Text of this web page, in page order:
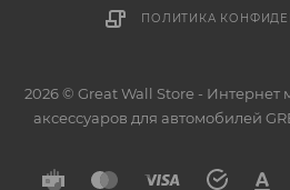
ПОЛИТИКА
2026 © Great Wall Store - Интернет
аксессуаров для автомобилей